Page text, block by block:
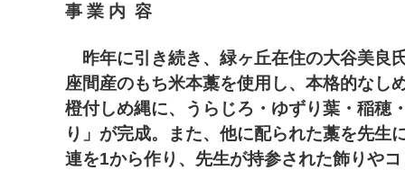
事 業 内 容
昨年に引き続き、緑ヶ丘在住の大谷美良
座間産のもち米本藁を使用し、本格的なし
橙付しめ縄に、うらじろ・ゆずり葉・稲穂
り」が完成。
また、他に配られた藁を先生
連を1から作り、先生が持参された飾りや